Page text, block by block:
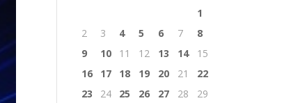
1
2
3 4 5 6 7
8
9
10 11 12 13 14
15
16
17 18 19 20 21
22
23
24 25 26 27 28
29